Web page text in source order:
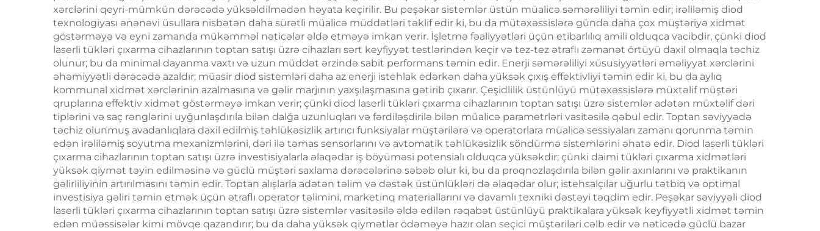
xərclərini qeyri-mümkün dərəcədə yüksəldilmədən həyata keçirilir. Bu peşəkar sistemlər üstün müalicə səmərəliliyi təmin edir; irəliləmiş diod
texnologiyası ənənəvi üsullara nisbətən daha sürətli müalicə müddətləri təklif edir ki, bu da mütəxəssislərə gündə daha çox müştəriyə xidmət
göstərməyə və eyni zamanda mükəmməl nəticələr əldə etməyə imkan verir. İşletmə fəaliyyətləri üçün etibarlılıq amili olduqca vacibdir, çünki diod
laserli tükləri çıxarma cihazlarının toptan satışı üzrə cihazları sərt keyfiyyət testlərindən keçir və tez-tez ətraflı zəmanət örtüyü daxil olmaqla təchiz
olunur; bu da minimal dayanma vaxtı və uzun müddət ərzində sabit performans təmin edir. Enerji səmərəliliyi xüsusiyyətləri əməliyyat xərclərini
əhəmiyyətli dərəcədə azaldır; müasir diod sistemləri daha az enerji istehlak edərkən daha yüksək çıxış effektivliyi təmin edir ki, bu da aylıq
kommunal xidmət xərclərinin azalmasına və gəlir marjının yaxşılaşmasına gətirib çıxarır. Çeşidlilik üstünlüyü mütəxəssislərə müxtəlif müştəri
qruplarına effektiv xidmət göstərməyə imkan verir; çünki diod laserli tükləri çıxarma cihazlarının toptan satışı üzrə sistemlər adətən müxtəlif dəri
tiplərini və saç rənglərini uyğunlaşdırıla bilən dalğa uzunluqları və fərdiləşdirilə bilən müalicə parametrləri vasitəsilə qəbul edir. Toptan səviyyədə
təchiz olunmuş avadanlıqlara daxil edilmiş təhlükəsizlik artırıcı funksiyalar müştərilərə və operatorlara müalicə sessiyaları zamanı qorunma təmin
edən irəliləmiş soyutma mexanizmlərini, dəri ilə təmas sensorlarını və avtomatik təhlükəsizlik söndürmə sistemlərini əhatə edir. Diod laserli tükləri
çıxarma cihazlarının toptan satışı üzrə investisiyalarla əlaqədar iş böyüməsi potensialı olduqca yüksəkdir; çünki daimi tükləri çıxarma xidmətləri
yüksək qiymət təyin edilməsinə və güclü müştəri saxlama dərəcələrinə səbəb olur ki, bu da proqnozlaşdırıla bilən gəlir axınlarını və praktikanın
gəlirliliyinin artırılmasını təmin edir. Toptan alışlarla adətən təlim və dəstək üstünlükləri də əlaqədar olur; istehsalçılar uğurlu tətbiq və optimal
investisiya gəliri təmin etmək üçün ətraflı operator təlimini, marketinq materiallarını və davamlı texniki dəstəyi təqdim edir. Peşəkar səviyyəli diod
laserli tükləri çıxarma cihazlarının toptan satışı üzrə sistemlər vasitəsilə əldə edilən rəqabət üstünlüyü praktikalara yüksək keyfiyyətli xidmət təmin
edən müəssisələr kimi mövqe qazandırır; bu da daha yüksək qiymətlər ödəməyə hazır olan seçici müştəriləri cəlb edir və nəticədə güclü bazar